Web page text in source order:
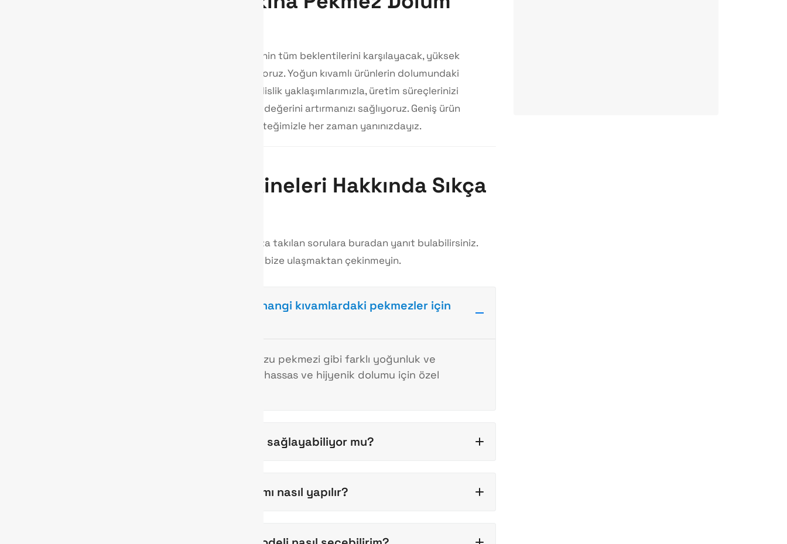
Kurtsan Makina olarak, pekmez üreticilerinin tüm beklentilerini karşılayacak, yüksek
performanslı ve güvenilir çözümler sunuyoruz. Yoğun kıvamlı ürünlerin dolumundaki
zorlukların üstesinden gelen özel mühendislik yaklaşımlarımızla, üretim süreçlerinizi
modernleştirmenizi ve ürünlerinizin pazar değerini artırmanızı sağlıyoruz. Geniş ürün
yelpazemiz ve satış sonrası kapsamlı desteğimizle her zaman yanınızdayız.
Pekmez Dolum Makineleri Hakkında Sıkça
Pekmez dolum makinelerimizle ilgili aklınıza takılan sorulara buradan yanıt bulabilirsiniz.
Daha fazla bilgi veya özel talepleriniz için bize ulaşmaktan çekinmeyin.
01. Pekmez dolum makineleriniz hangi kıvamlardaki pekmezler için
Makinelerimiz, dut, üzüm, keçiboynuzu pekmezi gibi farklı yoğunluk ve
viskozitedeki tüm pekmez türlerinin hassas ve hijyenik dolumu için özel
02. Farklı ambalaj tiplerine uyum sağlayabiliyor mu?
03. Makinelerin temizliği ve bakımı nasıl yapılır?